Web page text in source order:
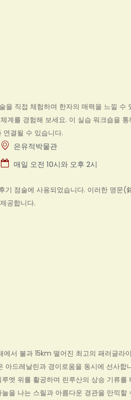
직접 체험하며 한자의 매력을 느낄 수
계를 경험해 보세요. 이 실습 워크숍을 통
결될 수 있습니다.
은유적박물관
매일 오전 10시와 오후 2시
기 점술에 사용되었습니다. 이러한 명문(
공합니다.
서 불과 15km 떨어진 최고의 패러글라
드레날린과 경이로움을 동시에 선사합
엣 위를 활공하며 린루산의 상승 기류를
을 나는 스릴과 아름다운 경관을 만끽할